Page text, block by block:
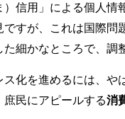
）信用」による個人
ですが、これは国際問
細かなところで、調
ス化を進めるには、や
庶民にアピールする消